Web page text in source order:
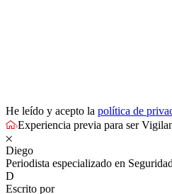
He leído y acepto la política de
Experiencia previa para ser
Diego
Periodista especializado en
D
Escrito por